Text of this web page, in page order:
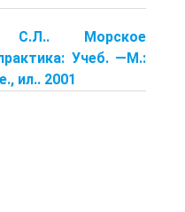
С.Л.. Морское
Учеб. —М.:
ил.. 2001